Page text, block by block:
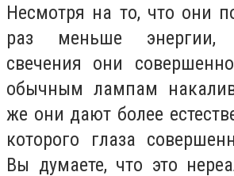
Несмотря на то, что они
раз меньше энергии,
свечения они
обычным лампам
же они дают более
которого глаза
Вы думаете, что это